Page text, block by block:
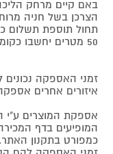
הצרכן בשל חניה
תחול תוספת תשלום
50 מטרים יחשבו כקומה נוספת).
זמני האספקה נכונים
איזורים אחרים אספקה עד 14 ימי
אספקת המוצרים
המופיעים בדף
כמפורט בתקנון האתר.